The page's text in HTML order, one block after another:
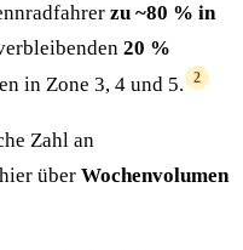
zu ~80 % in
20 %
in Zone 3, 4 und 5.
2
Zahl an
über Wochenvolumen